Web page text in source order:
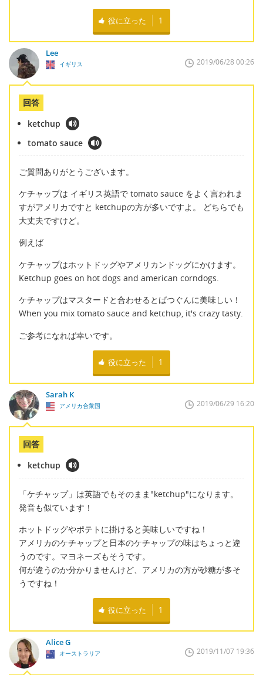
役に立った 1
Lee
イギリス 2019/06/28 00:26
回答
ketchup
tomato sauce
ご質問ありがとうございます。
ケチャップは イギリス英語で tomato sauce をよく言われま
すがアメリカですと ketchupの方が多いですよ。 どちらでも
大丈夫ですけど。
例えば
ケチャップはホットドッグやアメリカンドッグにかけます。
Ketchup goes on hot dogs and american corndogs.
ケチャップはマスタードと合わせるとばつぐんに美味しい！
When you mix tomato sauce and ketchup, it's crazy tasty.
ご参考になれば幸いです。
役に立った 1
Sarah K
アメリカ合衆国 2019/06/29 16:20
回答
ketchup
「ケチャップ」は英語でもそのまま"ketchup"になります。
発音も似ています！
ホットドッグやポテトに掛けると美味しいですね！
アメリカのケチャップと日本のケチャップの味はちょっと違
うのです。マヨネーズもそうです。
何が違うのか分かりませんけど、アメリカの方が砂糖が多そ
うですね！
役に立った 1
Alice G
オーストラリア 2019/11/07 19:36